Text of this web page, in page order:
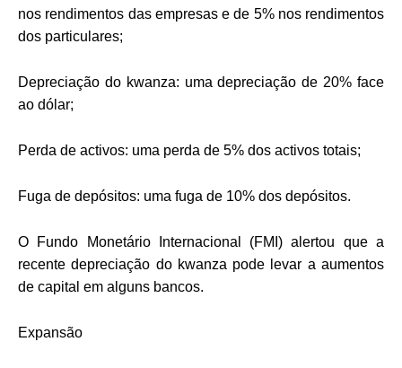
nos rendimentos das empresas e de 5% nos rendimentos
dos particulares;
Depreciação do kwanza: uma depreciação de 20% face
ao dólar;
Perda de activos: uma perda de 5% dos activos totais;
Fuga de depósitos: uma fuga de 10% dos depósitos.
O Fundo Monetário Internacional (FMI) alertou que a
recente depreciação do kwanza pode levar a aumentos
de capital em alguns bancos.
Expansão